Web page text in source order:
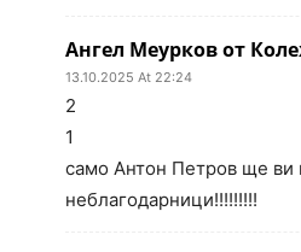
Ангел Меурков от
13.10.2025 At 22:24
2
1
само Антон Петров ще ви
неблагодарници!!!!!!!!!